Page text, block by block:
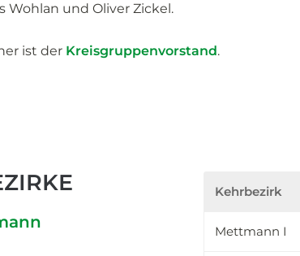
Wohlan und Oliver Zickel.
ist der Kreisgruppenvorstand.
Kehrbezirk
Mettmann I